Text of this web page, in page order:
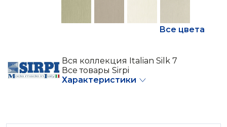
Все цвета
Вся коллекция Italian Silk 7
Все товары Sirpi
Характеристики